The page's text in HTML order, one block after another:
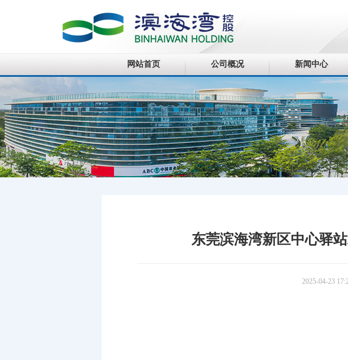
网站首页 公司概况 新闻中心
东莞滨海湾新区中心驿
2025-04-23